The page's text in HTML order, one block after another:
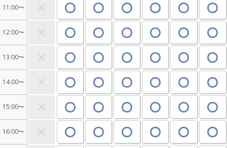
11:00〜
12:00〜
13:00〜
14:00〜
15:00〜
16:00〜